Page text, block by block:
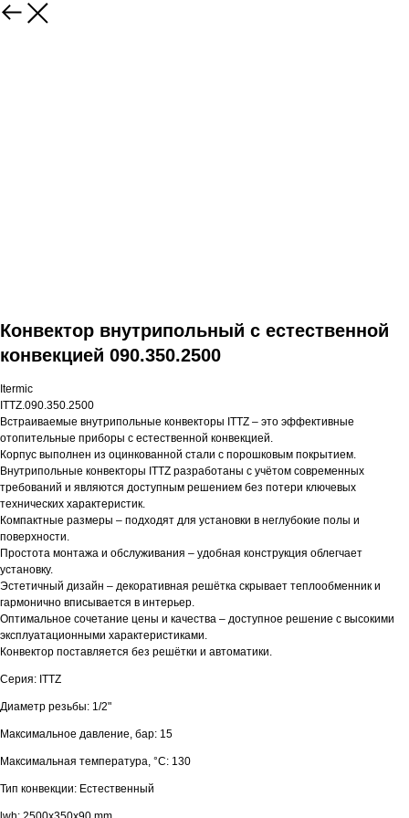
Конвектор внутрипольный с естественной
конвекцией 090.350.2500
Itermic
ITTZ.090.350.2500
Встраиваемые внутрипольные конвекторы ITTZ – это эффективные
отопительные приборы с естественной конвекцией.
Корпус выполнен из оцинкованной стали с порошковым покрытием.
Внутрипольные конвекторы ITTZ разработаны с учётом современных
требований и являются доступным решением без потери ключевых
технических характеристик.
Компактные размеры – подходят для установки в неглубокие полы и
поверхности.
Простота монтажа и обслуживания – удобная конструкция облегчает
установку.
Эстетичный дизайн – декоративная решётка скрывает теплообменник и
гармонично вписывается в интерьер.
Оптимальное сочетание цены и качества – доступное решение с высокими
эксплуатационными характеристиками.
Конвектор поставляется без решётки и автоматики.
Серия: ITTZ
Диаметр резьбы: 1/2"
Максимальное давление, бар: 15
Максимальная температура, °С: 130
Тип конвекции: Естественный